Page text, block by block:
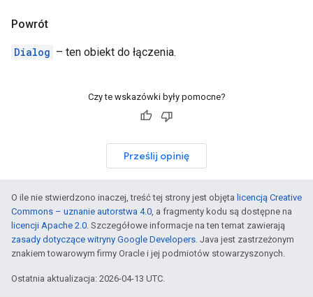
Powrót
Dialog – ten obiekt do łączenia.
Czy te wskazówki były pomocne?
Prześlij opinię
O ile nie stwierdzono inaczej, treść tej strony jest objęta licencją Creative
Commons – uznanie autorstwa 4.0, a fragmenty kodu są dostępne na
licencji Apache 2.0. Szczegółowe informacje na ten temat zawierają
zasady dotyczące witryny Google Developers. Java jest zastrzeżonym
znakiem towarowym firmy Oracle i jej podmiotów stowarzyszonych.
Ostatnia aktualizacja: 2026-04-13 UTC.